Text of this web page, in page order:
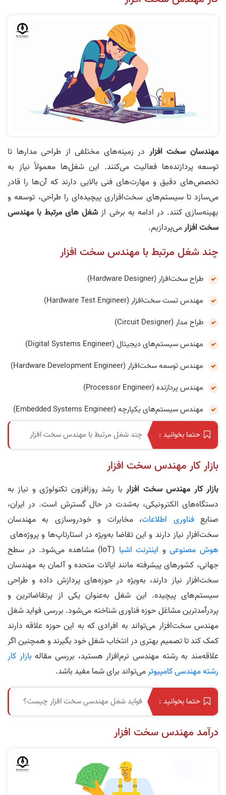
مهندسان سخت افزار در زمینه‌های مختلفی از طراحی مدارها تا
توسعه پردازنده‌ها فعالیت می‌کنند. این شغل‌ها معمولاً نیاز به
تخصص‌های دقیق و مهارت‌های فنی بالایی دارند که آن‌ها را قادر
می‌سازد تا سیستم‌های سخت‌افزاری پیچیده‌ای را طراحی، توسعه و
بهینه‌سازی کنند. در ادامه به برخی از شغل های مرتبط با مهندسی
سخت افزارمی‌پردازیم.
چند شغل مرتبط با مهندس سخت افزار
طراح سخت‌افزار (Hardware Designer)
مهندس تست سخت‌افزار (Hardware Test Engineer)
طراح مدار (Circuit Designer)
مهندس سیستم‌های دیجیتال (Digital Systems Engineer)
مهندس توسعه سخت‌افزار (Hardware Development Engineer)
مهندس پردازنده (Processor Engineer)
مهندس سیستم‌های یکپارچه (Embedded Systems Engineer)
حتما بخوانید : چند شغل مرتبط با مهندس سخت افزار
بازار کار مهندس سخت افزار
بازار کار مهندس سخت افزاربا رشد روزافزون تکنولوژی و نیاز به
دستگاه‌های الکترونیکی، به‌شدت در حال گسترش است. در ایران،
صنایعفناوری اطلاعات، مخابرات و خودروسازی به مهندسان
سخت‌افزار نیاز دارند و این تقاضا به‌ویژه در استارتاپ‌ها و پروژه‌های
هوش مصنوعیو اینترنت اشیا
(IoT) مشاهده می‌شود. در سطح
جهانی، کشورهای پیشرفته مانند ایالات متحده و آلمان به مهندسان
سخت‌افزار نیاز دارند، به‌ویژه در حوزه‌های پردازش داده و طراحی
سیستم‌های پیچیده. این شغل به‌عنوان یکی از پرتقاضاترین و
پردرآمدترین مشاغل حوزه فناوری شناخته می‌شود. بررسی فواید شغل
مهندس سخت‌افزار می‌تواند به افرادی که به این حوزه علاقه دارند
کمک کند تا تصمیم بهتری در انتخاب شغل خود بگیرند و همچنین اگر
علاقه‌مند به رشته مهندسی نرم‌افزار هستید، بررسی مقاله بازار کار
رشته مهندسی کامپیوترمی‌تواند برای شما مفید باشد.
حتما بخوانید : فواید شغل مهندسی سخت افزار چیست؟
درآمد مهندس سخت افزار